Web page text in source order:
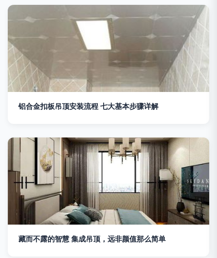
铝合金扣板吊顶安装流程 七大基本步骤详解
藏而不露的智慧 集成吊顶，远非颜值那么简单